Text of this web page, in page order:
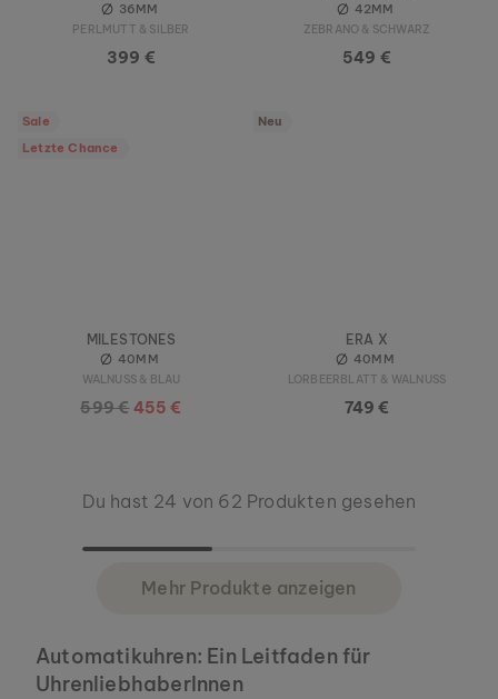
36MM
PERLMUTT & SILBER
399 €
42MM
ZEBRANO & SCHWARZ
549 €
Sale
Letzte Chance
MILESTONES
40MM
WALNUSS & BLAU
599 € 455 €
Neu
ERA X
40MM
LORBEERBLATT & WALNUSS
749 €
Du hast 24 von 62 Produkten gesehen
Mehr Produkte anzeigen
Automatikuhren: Ein Leitfaden für
UhrenliebhaberInnen